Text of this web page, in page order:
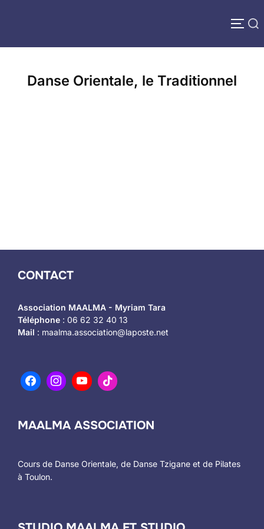
Rechercher :
Danse Orientale, le Traditionnel
CONTACT
Association MAALMA - Myriam Tara
Téléphone : 06 62 32 40 13
Mail : maalma.association@laposte.net
MAALMA ASSOCIATION
Cours de Danse Orientale, de Danse Tzigane et de Pilates
à Toulon.